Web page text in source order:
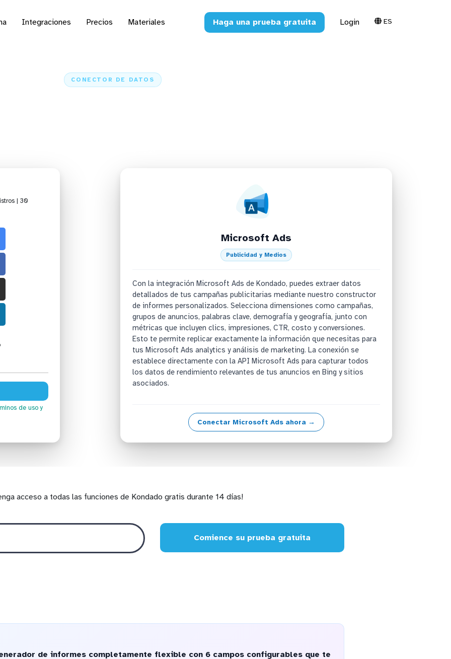
Integraciones Precios Materiales Haga una prueba gratuita Login ES
CONECTOR DE DATOS
| 30
de uso y
Microsoft Ads
Publicidad y Medios
Con la integración Microsoft Ads de Kondado, puedes extraer datos
detallados de tus campañas publicitarias mediante nuestro constructor
de informes personalizados. Selecciona dimensiones como campañas,
grupos de anuncios, palabras clave, demografía y geografía, junto con
métricas que incluyen clics, impresiones, CTR, costo y conversiones.
Esto te permite replicar exactamente la información que necesitas para
tus Microsoft Ads analytics y análisis de marketing. La conexión se
establece directamente con la API Microsoft Ads para capturar todos
los datos de rendimiento relevantes de tus anuncios en Bing y sitios
asociados.
Conectar Microsoft Ads ahora →
acceso a todas las funciones de Kondado gratis durante 14 días!
Comience su prueba gratuita
de informes completamente flexible con 6 campos configurables que te